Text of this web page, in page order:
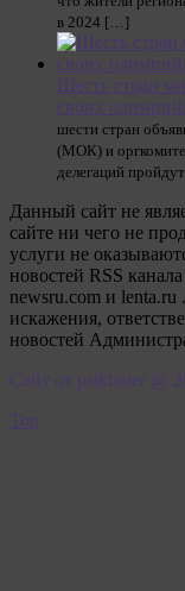
в 2024 […]
Шесть стран
своих
шести стран
(МОК) и
делегаций
Данный сайт не
сайте ни чего не
услуги не
новостей RSS
newsru.com и
искажения,
новостей
Сайт от psikhoter @
Top